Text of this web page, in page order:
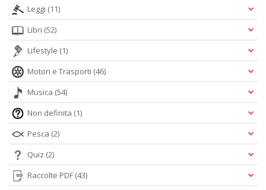
Leggi (11)
Libri (52)
Lifestyle (1)
Motori e Trasporti (46)
Musica (54)
Non definita (1)
Pesca (2)
Quiz (2)
Raccolte PDF (43)